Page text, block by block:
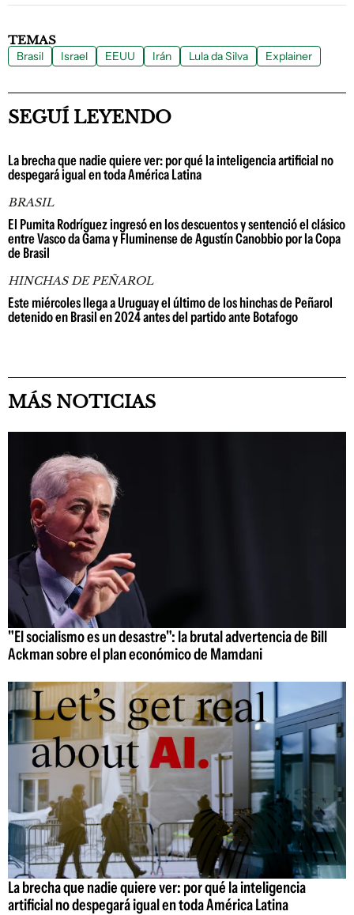
TEMAS
Brasil Israel EEUU Irán Lula da Silva Explainer
SEGUÍ LEYENDO
La brecha que nadie quiere ver: por qué la inteligencia artificial no
despegará igual en toda América Latina
BRASIL
El Pumita Rodríguez ingresó en los descuentos y sentenció el clásico
entre Vasco da Gama y Fluminense de Agustín Canobbio por la Copa
de Brasil
HINCHAS DE PEÑAROL
Este miércoles llega a Uruguay el último de los hinchas de Peñarol
detenido en Brasil en 2024 antes del partido ante Botafogo
MÁS NOTICIAS
"El socialismo es un desastre": la brutal advertencia de Bill
Ackman sobre el plan económico de Mamdani
La brecha que nadie quiere ver: por qué la inteligencia
artificial no despegará igual en toda América Latina